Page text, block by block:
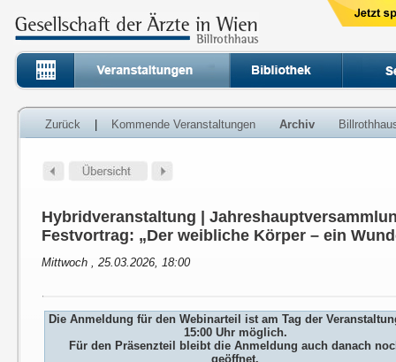
Zurück Kommende Veranstaltungen Archiv
Hybridveranstaltung |
Festvortrag: „Der weibliche Körper – ein
Mittwoch , 25.03.2026, 18:00
Die Anmeldung für den Webinarteil ist am Tag der
15:00 Uhr möglich.
Für den Präsenzteil bleibt die Anmeldung auch danach
geöffnet.